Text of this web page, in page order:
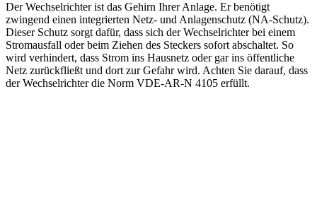
Der Wechselrichter ist das Gehirn Ihrer Anlage. Er benötigt
zwingend einen integrierten Netz- und Anlagenschutz (NA-Schutz).
Dieser Schutz sorgt dafür, dass sich der Wechselrichter bei einem
Stromausfall oder beim Ziehen des Steckers sofort abschaltet. So
wird verhindert, dass Strom ins Hausnetz oder gar ins öffentliche
Netz zurückfließt und dort zur Gefahr wird. Achten Sie darauf, dass
der Wechselrichter die Norm VDE-AR-N 4105 erfüllt.